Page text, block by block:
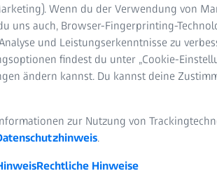
um Ihre digitale
Themen zu suchen, die für Ihr
sind.
Wenn du der Verwendung von
uns auch, Browser-Fingerprinting-
und Leistungserkenntnisse zu
findest du unter „Cookie-
ändern kannst. Du kannst deine
zur Nutzung von
.
Rechtliche Hinweise